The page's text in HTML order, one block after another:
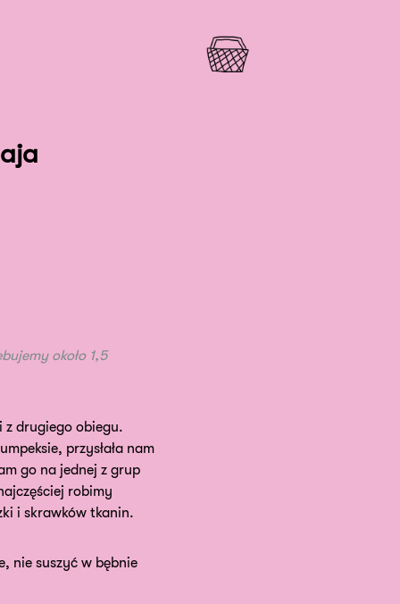
około 1,5
z drugiego obiegu.
przysłała nam
go na jednej z grup
robimy
i skrawków tkanin.
nie suszyć w bębnie